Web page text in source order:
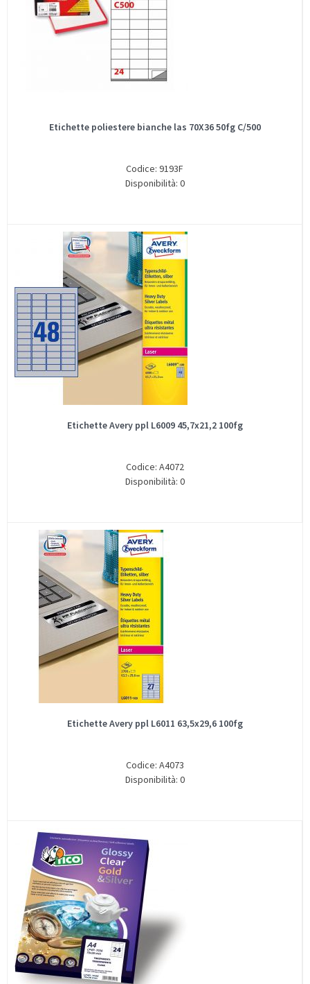
Etichette poliestere bianche las 70X36 50fg C/500
Codice: 9193F
Disponibilità: 0
Etichette Avery ppl L6009 45,7x21,2 100fg
Codice: A4072
Disponibilità: 0
Etichette Avery ppl L6011 63,5x29,6 100fg
Codice: A4073
Disponibilità: 0